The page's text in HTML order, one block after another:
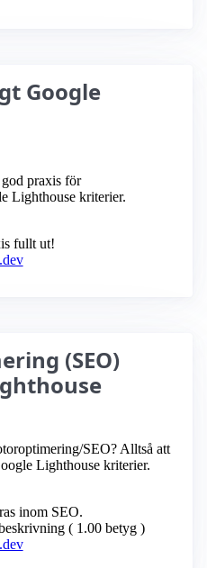
Google
praxis för
Lighthouse kriterier.
fullt ut!
(SEO)
SEO? Alltså att
Lighthouse kriterier.
inom SEO.
( 1.00 betyg )